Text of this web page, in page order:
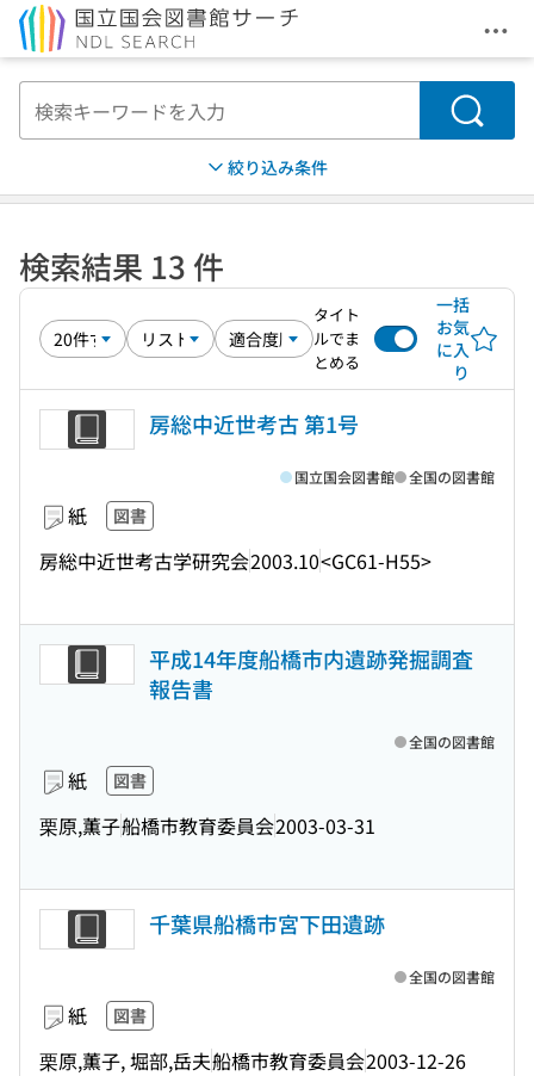
メ
検索
絞り込み条件
検索結果 13 件
タイト
ルでま
とめる
一括
お気
に入
り
房総中近世考古 第1号
紙 図書
房総中近世考古学研究会2003.10<GC61-H55>
国立国会図書館 全国の図書館
平成14年度船橋市内遺跡発掘調査
報告書
紙 図書
栗原,薫子船橋市教育委員会2003-03-31
全国の図書館
千葉県船橋市宮下田遺跡
紙 図書
栗原,薫子, 堀部,岳夫船橋市教育委員会2003-12-26
全国の図書館